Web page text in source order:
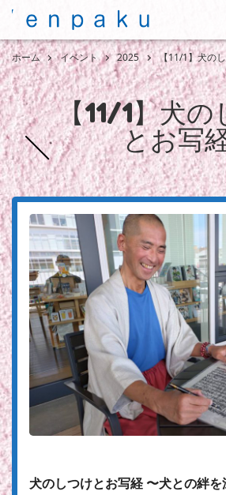
ホーム イベント 2025 【11/1】犬の
【11/1】犬の
とお写
犬のしつけとお写経 〜犬との絆